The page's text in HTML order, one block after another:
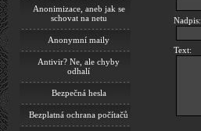
Anonimizace, aneb jak se
schovat na netu
Anonymní maily
Antivir? Ne, ale chyby
odhalí
Bezpečná hesla
Bezplatná ochrana počítačů
Nadpis:
Text: